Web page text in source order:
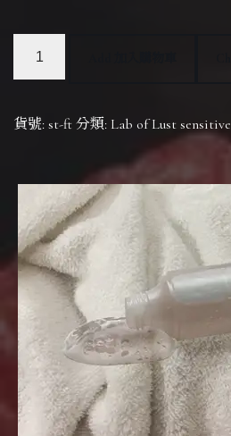
貨號: st-ft 分類: Lab of Lust sensitive